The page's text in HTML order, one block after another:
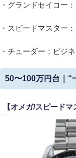
・グランドセイコー
・スピードマスター
・チューダー：ビジ
50〜100万円台｜“
【オメガ/スピード